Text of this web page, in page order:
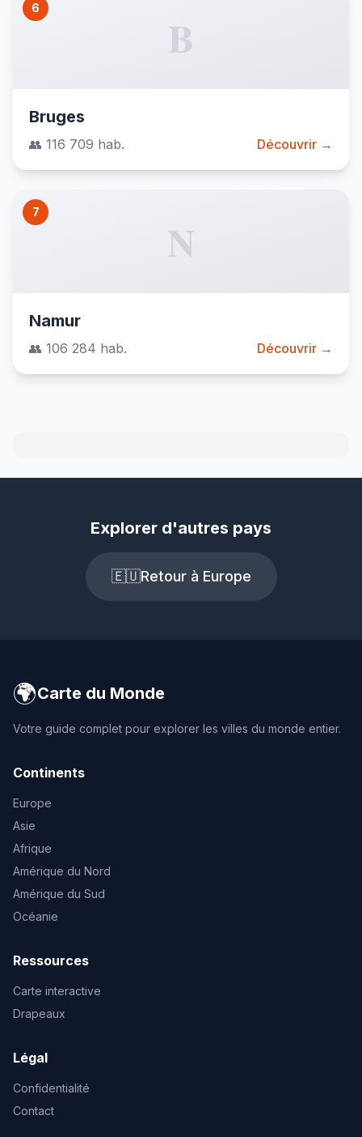
6
B
Bruges
👥 116 709 hab. Découvrir →
7
N
Namur
👥 106 284 hab. Découvrir →
Explorer d'autres pays
🇪🇺Retour à Europe
🌍Carte du Monde
Votre guide complet pour explorer les villes du monde entier.
Continents
Europe
Asie
Afrique
Amérique du Nord
Amérique du Sud
Océanie
Ressources
Carte interactive
Drapeaux
Légal
Confidentialité
Contact